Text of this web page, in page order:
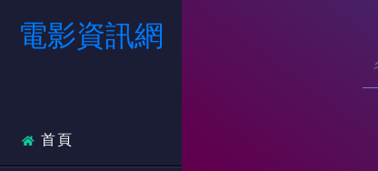
電影資訊網
首頁